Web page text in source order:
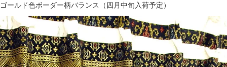
ゴールド色ボーダー柄バランス（四月中旬入荷予定）